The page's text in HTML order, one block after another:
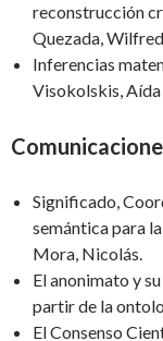
reconstrucción
Quezada,
Inferencias
Visokolskis, Aída
Significado,
semántica para
Mora, Nicolás.
El anonimato y
partir de la
El Consenso